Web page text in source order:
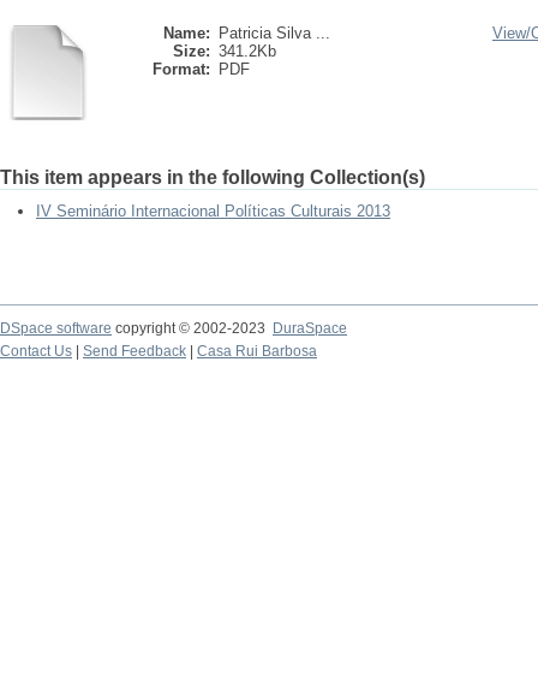
Name:
Patricia Silva ...
Size: 341.2Kb
Format:
PDF
View/
This item appears in the following Collection(s)
IV Seminário Internacional Políticas Culturais 2013
DSpace software copyright © 2002-2023
DuraSpace
Contact Us
Send Feedback Casa Rui Barbosa